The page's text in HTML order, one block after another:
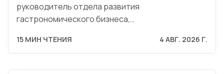
руководитель отдела развития
гастрономического бизнеса,…
15 МИН ЧТЕНИЯ 4 АВГ. 2026 Г.